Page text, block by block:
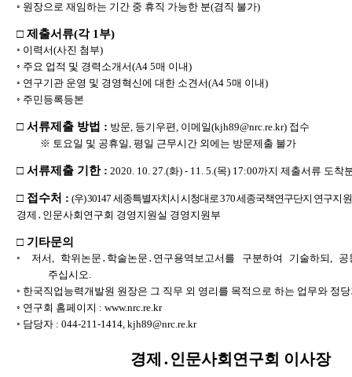
◦ 원장으로 재임하는 기간 중 휴직 가능한 분(겸직 불가)
□ 제출서류(각 1 부)
◦ 이력서(사진 첨부)
◦ 주요 업적 및 경력소개서(A4 5매 이내)
◦ 연구기관 운영 및 경영혁신에 대한 소견서(A4 5매 이내)
◦ 주민등록등본
□ 서류제출 방법 : 방문, 등기우편, 이메일(kjh89@nrc.re.kr) 접수
※ 토요일 및 공휴일, 평일 근무시간 외에는 방문제출 불가
□ 서류제출 기한 : 2020. 10. 27.(화) - 11. 5.(목) 17:00까지 제출서류 도착
□ 접수처 : (우) 30147 세종특별자치시 시청대로370세종국책연구단지 연구지
경제 ․ 인문사회연구회 경영지원실 경영지원부
□ 기타문의
◦ 저서, 학위논문 ․ 학술논문 ․ 연구용역보고서를 구분하여 기술하되,
주십시오.
◦ 한국직업능력개발원 원장은 그 직무 외 영리를 목적으로 하는 업무와 정
◦ 연구회 홈페이지 : www.nrc.re.kr
◦ 담당자 : 044-211-1414, kjh89@nrc.re.kr
경제 ․ 인문사회연구회 이사장